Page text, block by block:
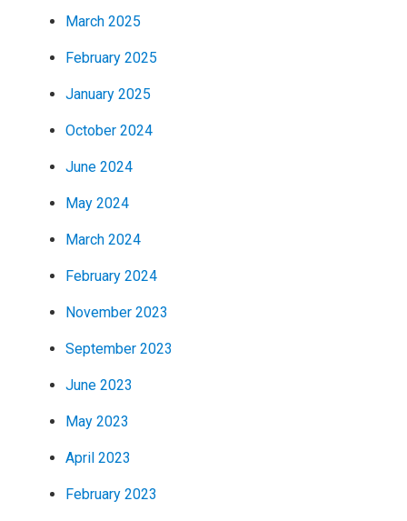
March 2025
February 2025
January 2025
October 2024
June 2024
May 2024
March 2024
February 2024
November 2023
September 2023
June 2023
May 2023
April 2023
February 2023